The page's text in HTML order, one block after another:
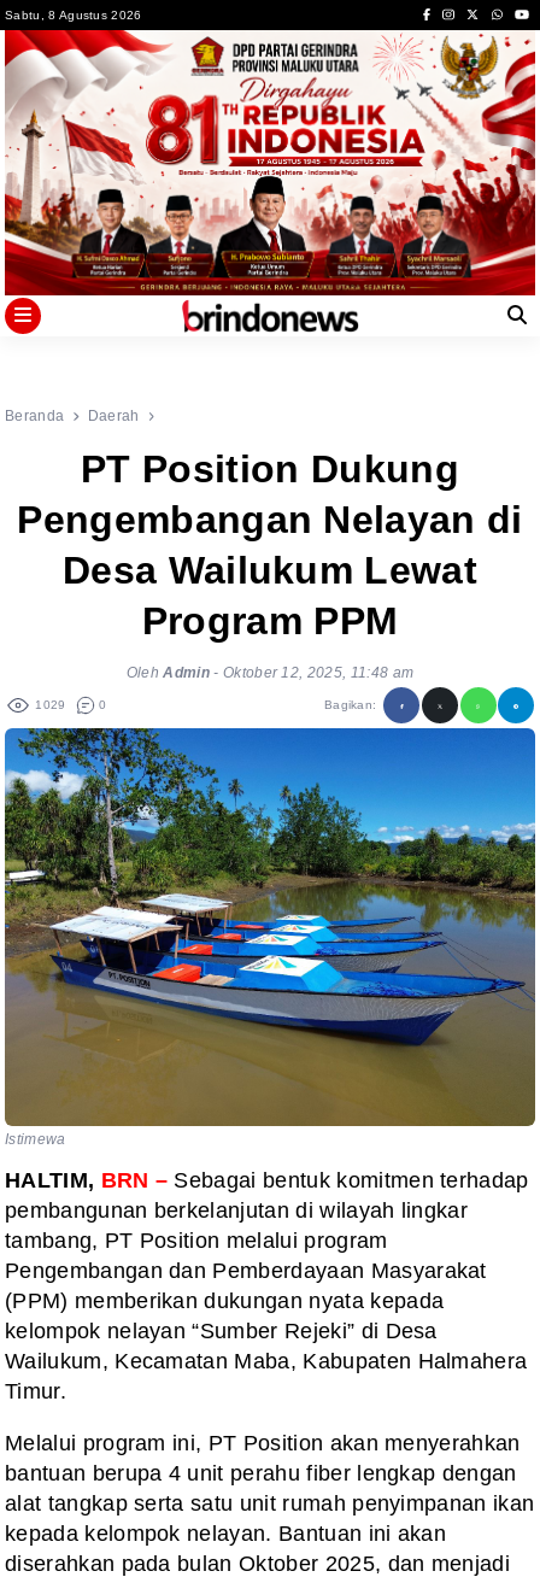
to
content
Sabtu, 8 Agustus 2026
Beranda Daerah
PT Position Dukung
Pengembangan Nelayan di
Desa Wailukum Lewat
Program PPM
OlehAdmin - Oktober 12, 2025, 11:48 am
1029 0 Bagikan:
Istimewa
HALTIM, BRN – Sebagai bentuk komitmen terhadap
pembangunan berkelanjutan di wilayah lingkar
tambang, PT Position melalui program
Pengembangan dan Pemberdayaan Masyarakat
(PPM) memberikan dukungan nyata kepada
kelompok nelayan “Sumber Rejeki” di Desa
Wailukum, Kecamatan Maba, Kabupaten Halmahera
Timur.
Melalui program ini, PT Position akan menyerahkan
bantuan berupa 4 unit perahu fiber lengkap dengan
alat tangkap serta satu unit rumah penyimpanan ikan
kepada kelompok nelayan. Bantuan ini akan
diserahkan pada bulan Oktober 2025, dan menjadi